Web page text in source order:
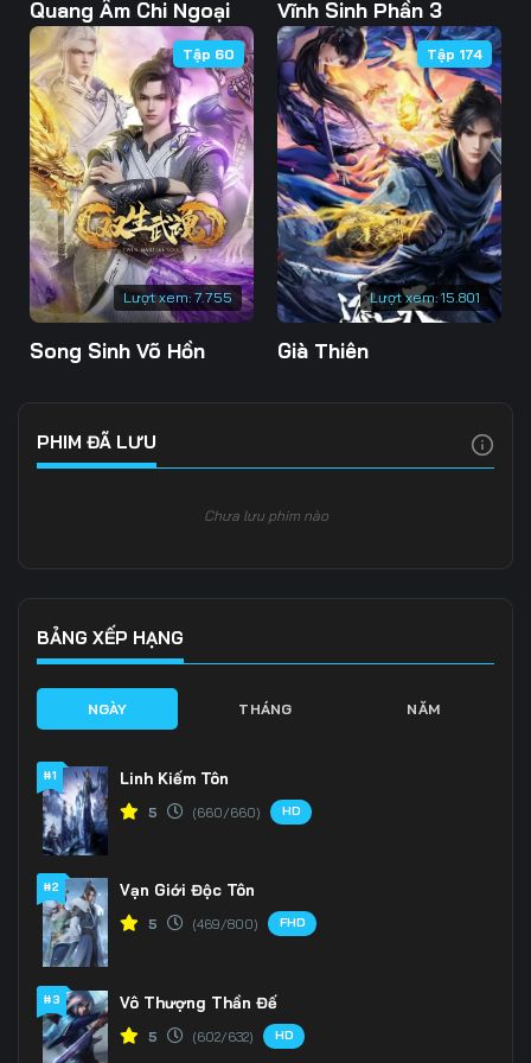
Tập 103 Tập 104 Tập 105
Tập 106 Tập 107 Tập 108
Tập 109 Tập 110 Tập 111
Tập 112 Tập 113 Tập 114
Tập 115 Tập 116 Tập 117
Tập 118 Tập 119 Tập 120
Tập 121 Tập 122 Tập 123
Tập 134
Tập 139
Tập 142
Tập 148 Tập 149
Tập 151
Tập 154 Tập 155
Tập 157
Tập 160 Tập 161
Tập 163 Tập 164
Quang Âm Chi Ngoại Vĩnh Sinh Phần 3
Lượt xem: 7.755
Tập 60
Song Sinh Võ Hồn
Lượt xem: 15.801
Tập 174
Già Thiên
PHIM ĐÃ LƯU
Chưa lưu phim nào
BẢNG XẾP HẠNG
NGÀY THÁNG NĂM
#1 Linh Kiếm Tôn
5 (660/660) HD
#2 Vạn Giới Độc Tôn
5 (469/800) FHD
#3 Vô Thượng Thần Đế
5 (602/632) HD